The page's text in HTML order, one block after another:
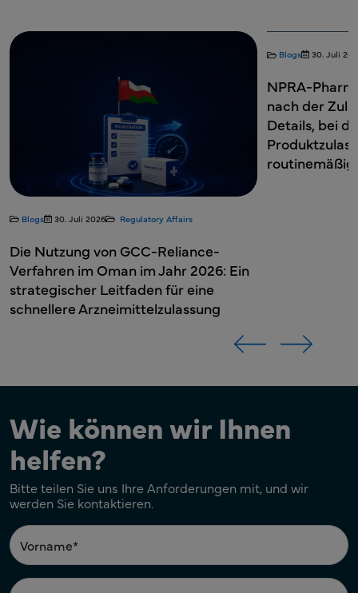
Blogs 30. Juli 2026 Regulatory Affairs
Die Nutzung von GCC-Reliance-
Verfahren im Oman im Jahr 2026: Ein
strategischer Leitfaden für eine
schnellere Arzneimittelzulassung
Blogs 30. Juli
NPRA-
nach der
Details, bei
routinemäßig
Wie können wir Ihnen
helfen?
Bitte teilen Sie uns Ihre Anforderungen mit, und wir
werden Sie kontaktieren.